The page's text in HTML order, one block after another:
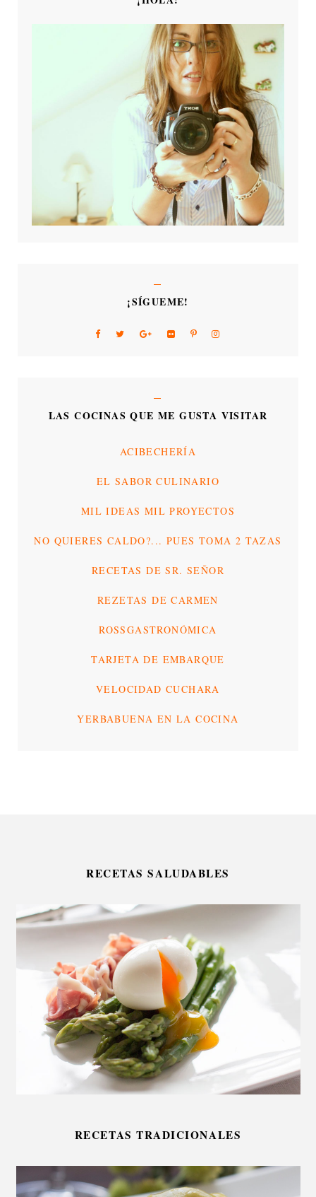
¡SÍGUEME!
LAS COCINAS QUE ME GUSTA VISITAR
ACIBECHERÍA
EL SABOR CULINARIO
MIL IDEAS MIL PROYECTOS
NO QUIERES CALDO?... PUES TOMA 2 TAZAS
RECETAS DE SR. SEÑOR
REZETAS DE CARMEN
ROSSGASTRONÓMICA
TARJETA DE EMBARQUE
VELOCIDAD CUCHARA
YERBABUENA EN LA COCINA
RECETAS SALUDABLES
RECETAS TRADICIONALES